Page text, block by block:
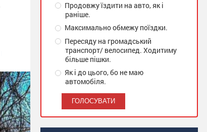
Продовжу їздити на авто, як і
раніше.
Максимально обмежу поїздки.
Пересяду на громадський
транспорт/ велосипед. Ходитиму
більше пішки.
Як і до цього, бо не маю
автомобіля.